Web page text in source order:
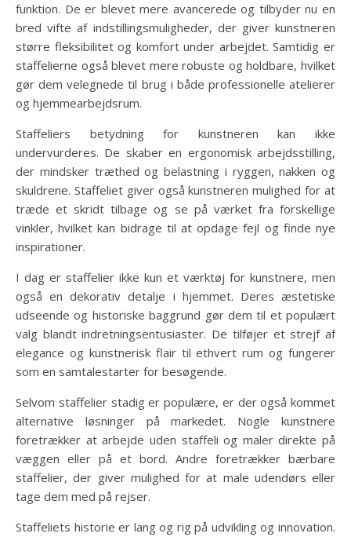
funktion. De er blevet mere avancerede og tilbyder nu en
bred vifte af indstillingsmuligheder, der giver kunstneren
større fleksibilitet og komfort under arbejdet. Samtidig er
staffelierne også blevet mere robuste og holdbare, hvilket
gør dem velegnede til brug i både professionelle atelierer
og hjemmearbejdsrum.
Staffeliers betydning for kunstneren kan ikke
undervurderes. De skaber en ergonomisk arbejdsstilling,
der mindsker træthed og belastning i ryggen, nakken og
skuldrene. Staffeliet giver også kunstneren mulighed for at
træde et skridt tilbage og se på værket fra forskellige
vinkler, hvilket kan bidrage til at opdage fejl og finde nye
inspirationer.
I dag er staffelier ikke kun et værktøj for kunstnere, men
også en dekorativ detalje i hjemmet. Deres æstetiske
udseende og historiske baggrund gør dem til et populært
valg blandt indretningsentusiaster. De tilføjer et strejf af
elegance og kunstnerisk flair til ethvert rum og fungerer
som en samtalestarter for besøgende.
Selvom staffelier stadig er populære, er der også kommet
alternative løsninger på markedet. Nogle kunstnere
foretrækker at arbejde uden staffeli og maler direkte på
væggen eller på et bord. Andre foretrækker bærbare
staffelier, der giver mulighed for at male udendørs eller
tage dem med på rejser.
Staffeliets historie er lang og rig på udvikling og innovation.